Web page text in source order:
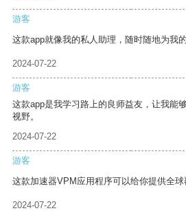
游客
这款app就像我的私人助理，随时随地为我
2024-07-22
游客
这款app是我学习路上的良师益友，让我能
视野。
2024-07-22
游客
这款加速器VPM应用程序可以给你提供全球
2024-07-22